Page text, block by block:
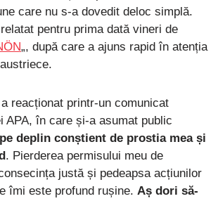
care nu s-a dovedit deloc simplă.
pentru prima dată vineri de
„, după care a ajuns rapid în atenția
reacționat printr-un comunicat
APA, în care și-a asumat public
deplin conștient de prostia mea și
. Pierderea permisului meu de
justă și pedeapsa acțiunilor
îmi este profund rușine. Aș dori să-